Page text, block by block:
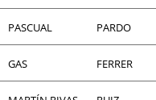
PASCUAL PARDO
GAS FERRER